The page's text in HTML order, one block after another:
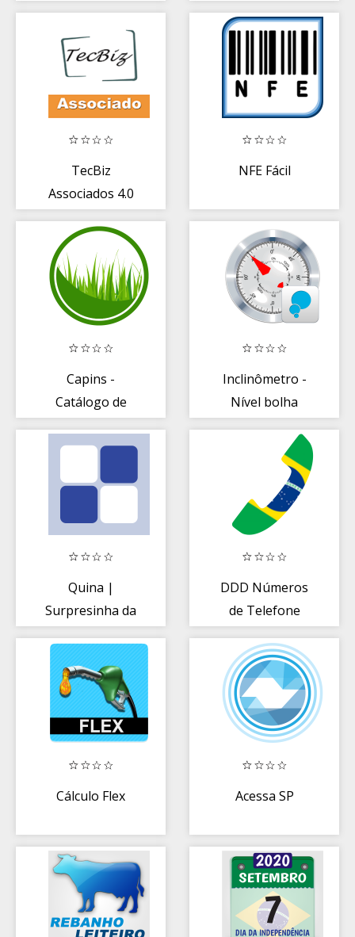
TecBiz
Associados 4.0
NFE Fácil
Capins -
Catálogo de
Inclinômetro -
Nível bolha
Quina |
Surpresinha da
DDD Números
de Telefone
Cálculo Flex Acessa SP